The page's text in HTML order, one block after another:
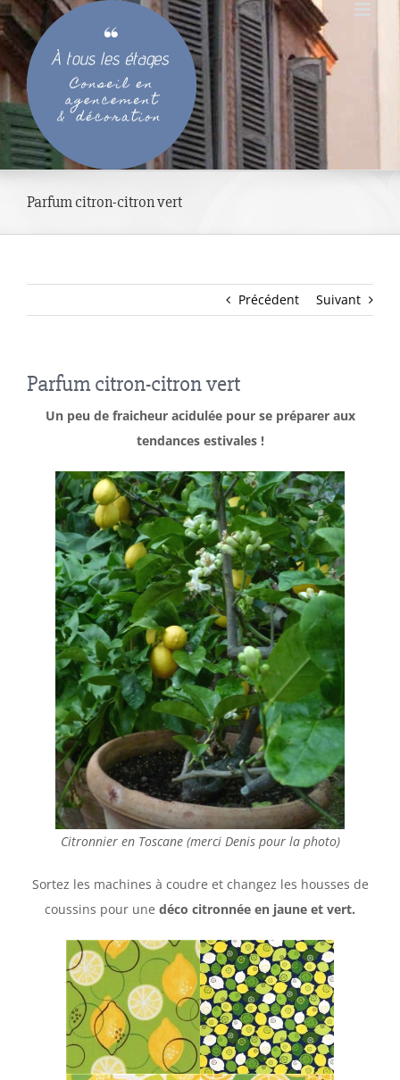
Passer
au
contenu
Parfum citron-citron vert
Précédent Suivant
Parfum citron-citron vert
Un peu de fraicheur acidulée pour se préparer aux
tendances estivales !
Citronnier en Toscane (merci Denis pour la photo)
Sortez les machines à coudre et changez les housses de
coussins pour une déco citronnée en jaune et vert.